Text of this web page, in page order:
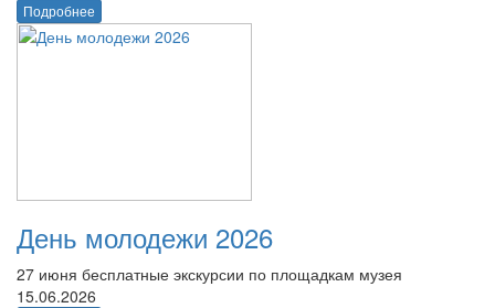
Подробнее
День молодежи 2026
27 июня бесплатные экскурсии по площадкам музея
15.06.2026